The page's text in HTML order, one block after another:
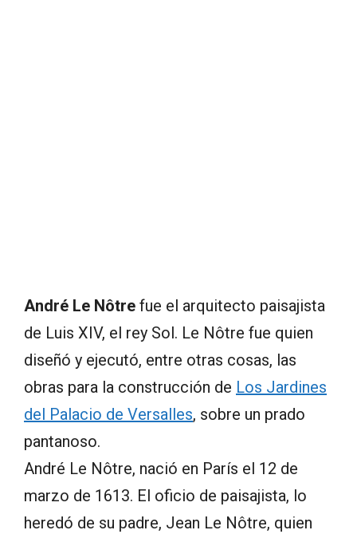
André Le Nôtre fue el arquitecto paisajista
de Luis XIV, el rey Sol. Le Nôtre fue quien
diseñó y ejecutó, entre otras cosas, las
obras para la construcción de Los Jardines
del Palacio de Versalles, sobre un prado
pantanoso.
André Le Nôtre, nació en París el 12 de
marzo de 1613. El oficio de paisajista, lo
heredó de su padre, Jean Le Nôtre, quien